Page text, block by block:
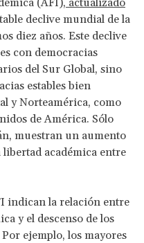
declive mundial de la
diez años. Este declive
con democracias
del Sur Global, sino
estables bien
y Norteamérica, como
de América. Sólo
muestran un aumento
académica entre
indican la relación entre
y el descenso de los
ejemplo, los mayores